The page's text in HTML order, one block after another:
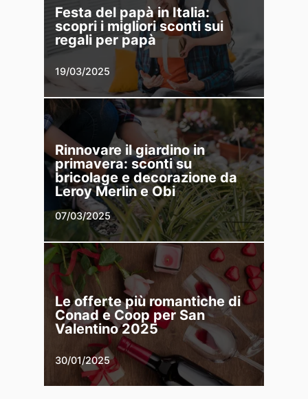
Festa del papà in Italia:
scopri i migliori sconti sui
regali per papà
19/03/2025
Rinnovare il giardino in
primavera: sconti su
bricolage e decorazione da
Leroy Merlin e Obi
07/03/2025
Le offerte più romantiche di
Conad e Coop per San
Valentino 2025
30/01/2025